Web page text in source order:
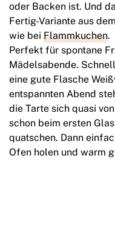
oder Backen ist. Und
Fertig-Variante aus
wie bei Flammkuchen.
Perfekt für spontane
Mädelsabende.
eine gute Flasche
entspannten Abend
die Tarte sich quasi
schon beim ersten
quatschen. Dann
Ofen holen und warm